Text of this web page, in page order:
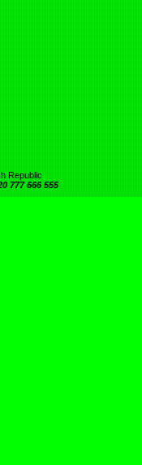
Republic
777 666 555